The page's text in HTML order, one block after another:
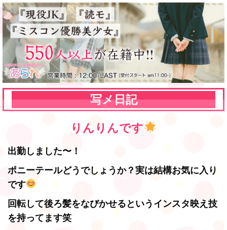
写メ日記
りんりんです
出勤しました〜！
ポニーテールどうでしょうか？実は結構お気に入り
です
回転して後ろ髪をなびかせるというインスタ映え技
を持ってます笑